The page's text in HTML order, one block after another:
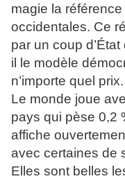
magie la
occidentales. Ce
par un coup
il le modèle
n’importe quel prix.
Le monde joue
pays qui pèse 0,2
affiche
avec certaines de
Elles sont belles